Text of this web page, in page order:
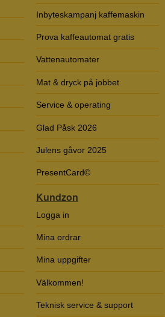
Inbyteskampanj kaffemaskin
Prova kaffeautomat gratis
Vattenautomater
Mat & dryck på jobbet
Service & operating
Glad Påsk 2026
Julens gåvor 2025
PresentCard©
Kundzon
Logga in
Mina ordrar
Mina uppgifter
Välkommen!
Teknisk service & support